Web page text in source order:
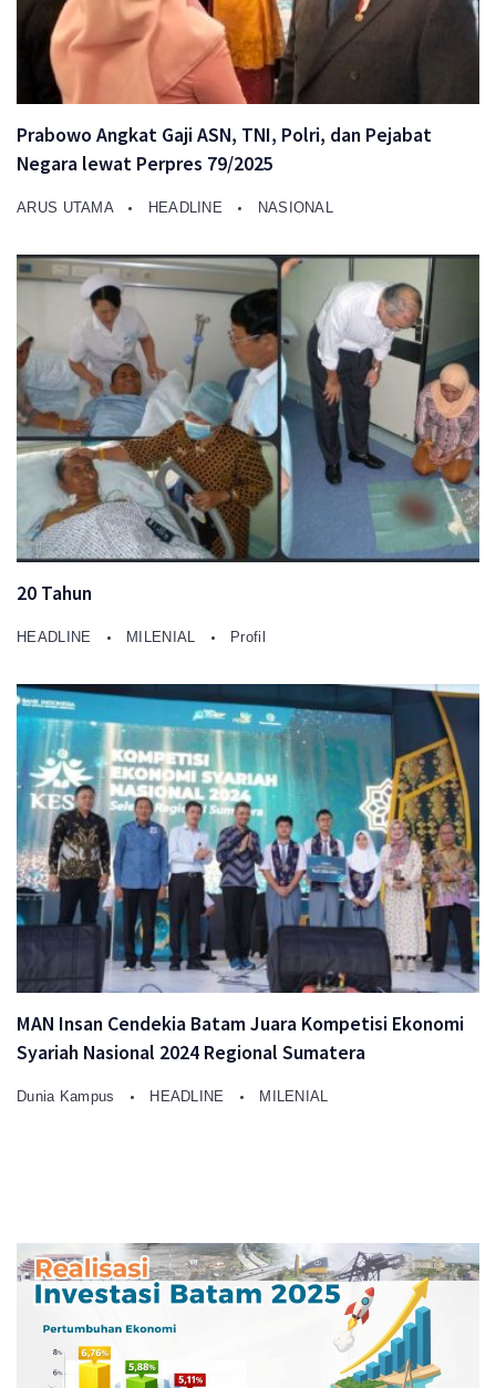
Prabowo Angkat Gaji ASN, TNI, Polri, dan Pejabat
Negara lewat Perpres 79/2025
ARUS UTAMA HEADLINE NASIONAL
20 Tahun
HEADLINE MILENIAL Profil
MAN Insan Cendekia Batam Juara Kompetisi Ekonomi
Syariah Nasional 2024 Regional Sumatera
Dunia Kampus HEADLINE MILENIAL